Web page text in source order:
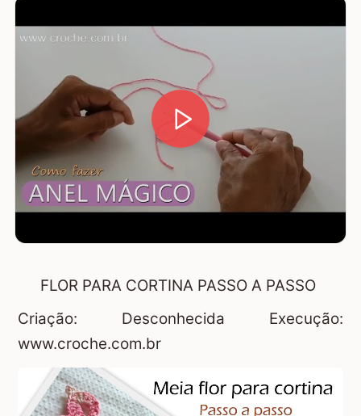
FLOR PARA CORTINA PASSO A PASSO
Criação: Desconhecida Execução:
www.croche.com.br